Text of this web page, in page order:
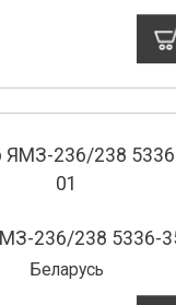
236/238 5336-
Беларусь